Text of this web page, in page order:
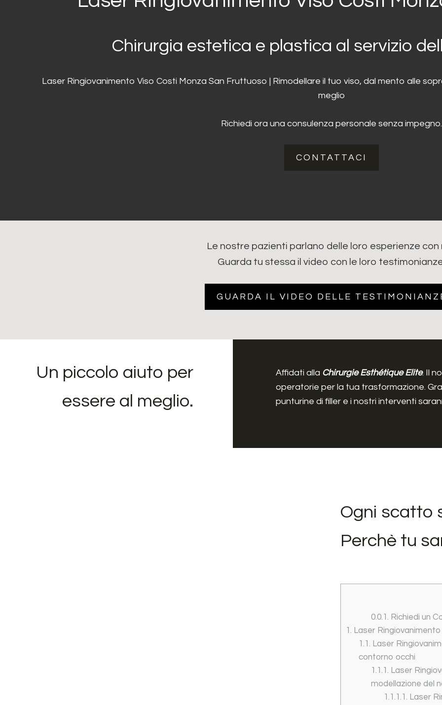
Chirurgia estetica e plastica al servizio
Laser Ringiovanimento Viso Costi Monza San Fruttuoso | Rimodellare il tuo viso, dal mento alle
meglio
Richiedi ora una consulenza personale senza impegno.
CONTATTACI
Le nostre pazienti parlano delle loro esperienze con
Guarda tu stessa il video con le loro
GUARDA IL VIDEO DELLE
Un piccolo aiuto per
essere al meglio.
Affidati alla Chirurgie Esthétique Elite. Il
operatorie per la tua trasformazione.
punturine di filler e i nostri interventi
Ogni scatto
Perchè tu
0.0.1. Richiedi un
1. Laser
1.1. Laser
contorno occhi
1.1.1. Laser
modellazione del
1.1.1.1. Laser